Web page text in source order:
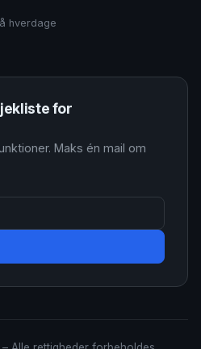
hverdage
for
Maks én mail om